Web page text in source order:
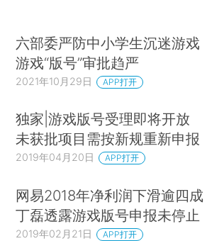
六部委严防中小学生沉迷游戏
游戏“版号”审批趋严
2021年10月29日 APP打开
独家|游戏版号受理即将开放
未获批项目需按新规重新申报
2019年04月20日 APP打开
网易2018年净利润下滑逾四成
丁磊透露游戏版号申报未停止
2019年02月21日 APP打开